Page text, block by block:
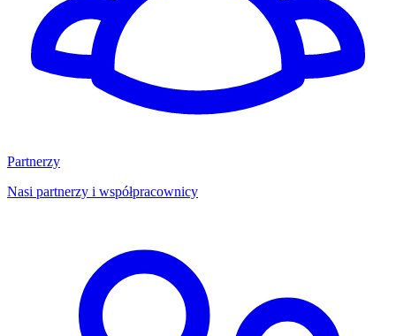
Partnerzy
Nasi partnerzy i współpracownicy